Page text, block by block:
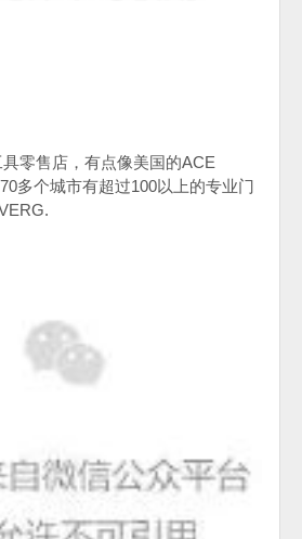
零售店，有点像美国的ACE
70多个城市有超过100以上的专业门